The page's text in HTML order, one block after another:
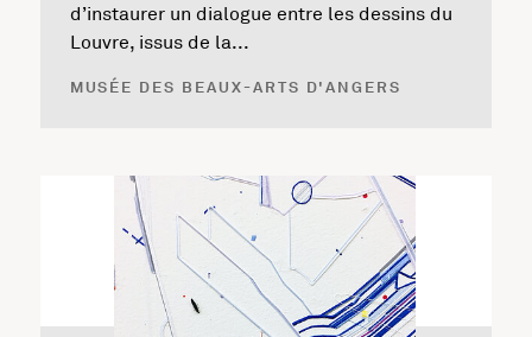
d’instaurer un dialogue entre les dessins du
Louvre, issus de la...
MUSÉE DES BEAUX-ARTS D'ANGERS
En savoir plus sur l'exposition Keita Mori : Lignes/Étoiles